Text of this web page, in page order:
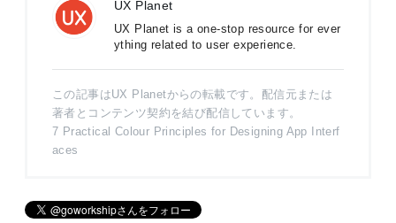
UX Planet
UX Planet is a one-stop resource for ever
ything related to user experience.
この記事はUX Planetからの転載です。配信元または
著者とコンテンツ契約を結び配信しています。
7 Practical Colour Principles for Designing App Interf
aces